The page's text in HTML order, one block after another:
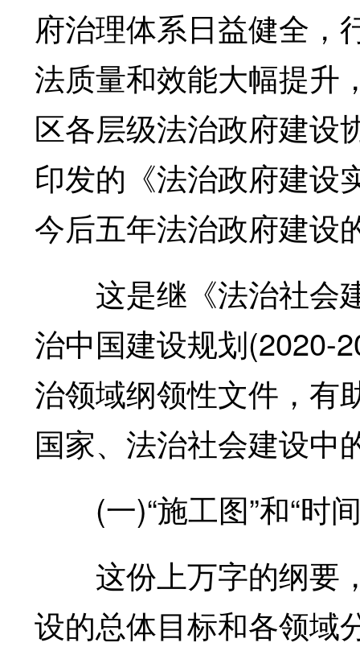
府治理体系日益健全，
法质量和效能大幅提升
区各层级法治政府建
印发的《法治政府建设
今后五年法治政府建设
这是继《法治社会
治中国建设规划(2020-
治领域纲领性文件，有
国家、法治社会建设中
(一)“施工图”和“时
这份上万字的纲要
设的总体目标和各领域